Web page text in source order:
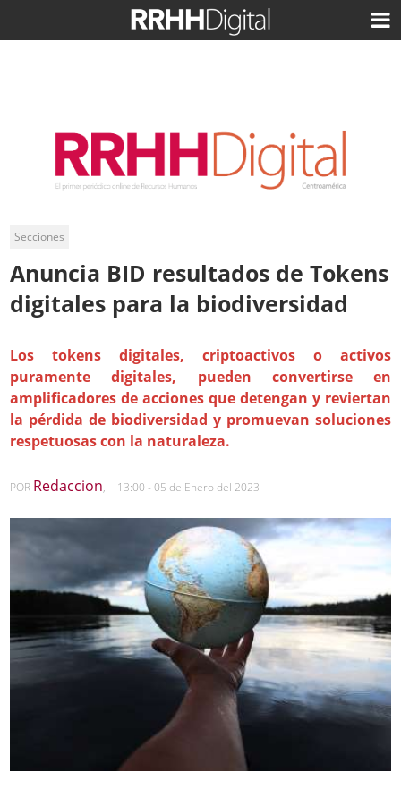
Secciones
Anuncia BID resultados de Tokens
digitales para la biodiversidad
Los tokens digitales, criptoactivos o activos
puramente digitales, pueden convertirse en
amplificadores de acciones que detengan y reviertan
la pérdida de biodiversidad y promuevan soluciones
respetuosas con la naturaleza.
POR Redaccion, 13:00 - 05 de Enero del 2023